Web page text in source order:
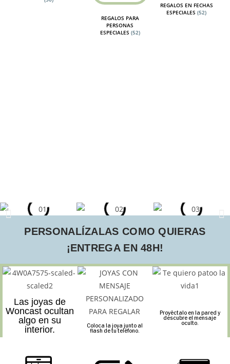
REGALOS PARA
PERSONAS
ESPECIALES (52)
REGALOS EN FECHAS
ESPECIALES(52)
PERSONALÍZALAS COMO QUIERAS
¡ENTREGA EN 48H!
Las joyas de
Woncast ocultan
algo en su
interior.
Coloca la joya junto al
flash de tu teléfono.
Proyéctalo en la pared y
descubre el mensaje
oculto.